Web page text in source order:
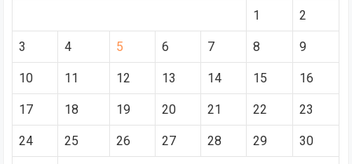
1 2
3 4 5 6 7 8 9
10 11 12 13 14 15 16
17 18 19 20 21 22 23
24 25 26 27 28 29 30